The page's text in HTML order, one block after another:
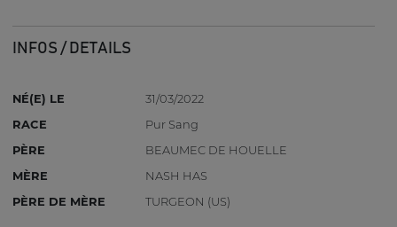
INFOS / DETAILS
NÉ(E) LE
31/03/2022
RACE
Pur Sang
PÈRE
BEAUMEC DE HOUELLE
MÈRE
NASH HAS
PÈRE DE MÈRE
TURGEON (US)